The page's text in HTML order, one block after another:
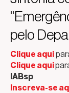
pelo
Clique aqui
Clique aqui
IABsp
Inscreva-se